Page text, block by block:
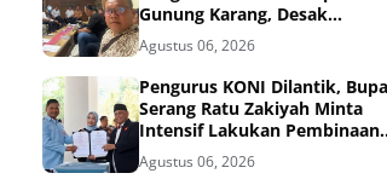
Gunung Karang, Desak
Pemprov Banten Buka
Dokumen Pengelolaan Aset
Agustus 06, 2026
Pengurus KONI Dilantik,
Serang Ratu Zakiyah Minta
Intensif Lakukan Pembinaan
Cabor
Agustus 06, 2026